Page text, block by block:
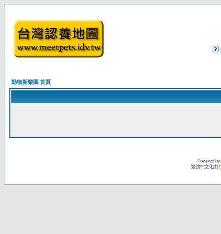
動物新樂園 首頁
Powered by
繁體中文化由